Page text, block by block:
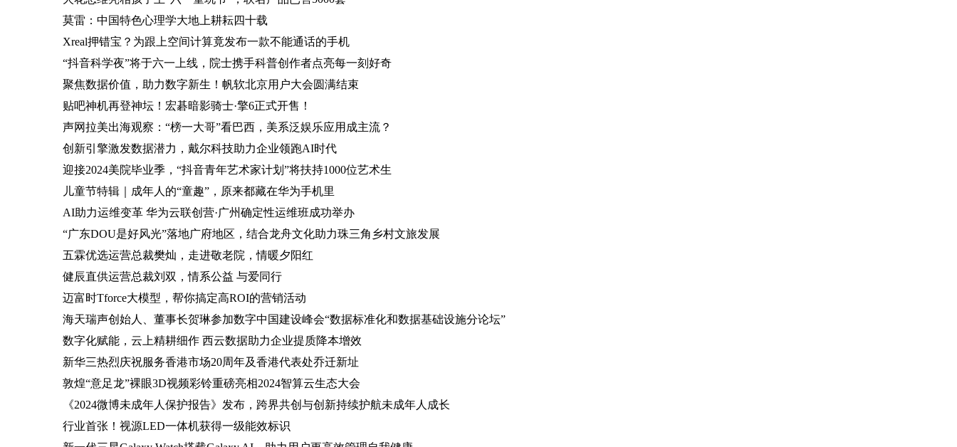
莫雷：中国特色心理学大地上耕耘四十载
Xreal押错宝？为跟上空间计算竟发布一款不能通话的手机
“抖音科学夜”将于六一上线，院士携手科普创作者点亮每一刻好奇
聚焦数据价值，助力数字新生！帆软北京用户大会圆满结束
贴吧神机再登神坛！宏碁暗影骑士·擎6正式开售！
声网拉美出海观察：“榜一大哥”看巴西，美系泛娱乐应用成主流？
创新引擎激发数据潜力，戴尔科技助力企业领跑AI时代
迎接2024美院毕业季，“抖音青年艺术家计划”将扶持1000位艺术生
儿童节特辑｜成年人的“童趣”，原来都藏在华为手机里
AI助力运维变革 华为云联创营·广州确定性运维班成功举办
“广东DOU是好风光”落地广府地区，结合龙舟文化助力珠三角乡村文旅发展
五霖优选运营总裁樊灿，走进敬老院，情暖夕阳红
健辰直供运营总裁刘双，情系公益 与爱同行
迈富时Tforce大模型，帮你搞定高ROI的营销活动
海天瑞声创始人、董事长贺琳参加数字中国建设峰会“数据标准化和数据基础设施分论坛”
数字化赋能，云上精耕细作 西云数据助力企业提质降本增效
新华三热烈庆祝服务香港市场20周年及香港代表处乔迁新址
敦煌“意足龙”裸眼3D视频彩铃重磅亮相2024智算云生态大会
《2024微博未成年人保护报告》发布，跨界共创与创新持续护航未成年人成长
行业首张！视源LED一体机获得一级能效标识